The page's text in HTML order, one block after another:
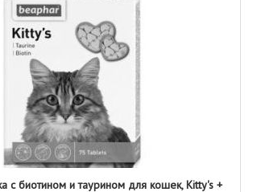
с биотином и таурином для кошек, Kitty's +